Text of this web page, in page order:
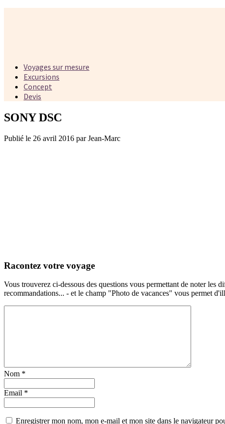
Voyages sur mesure
Excursions
Concept
Devis
SONY DSC
Publié le 26 avril 2016 par Jean-Marc
Racontez votre voyage
Vous trouverez ci-dessous des questions vous permettant de noter les
recommandations... - et le champ "Photo de vacances" vous permet
Nom *
Email *
Enregistrer mon nom, mon e-mail et mon site dans le navigateur